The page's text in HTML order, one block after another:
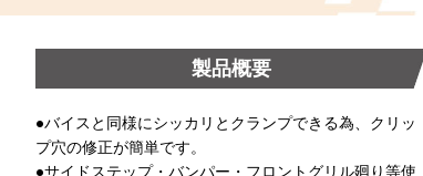
製品概要
●バイスと同様にシッカリとクランプできる為、クリッ
プ穴の修正が簡単です。
●サイドステップ・バンパー・フロントグリル廻り等使